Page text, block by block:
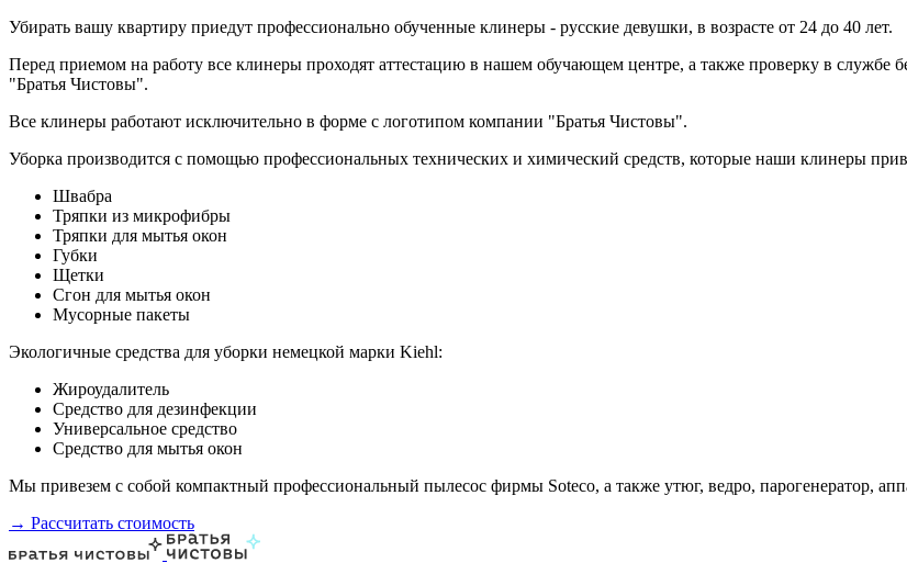
Убирать вашу квартиру приедут профессионально обученные клинеры - русские девушки, в возрасте от 24 до 40 лет.
Перед приемом на работу все клинеры проходят аттестацию в нашем обучающем центре, а также проверку в службе
"Братья Чистовы".
Все клинеры работают исключительно в форме с логотипом компании "Братья Чистовы".
Уборка производится с помощью профессиональных технических и химический средств, которые наши клинеры
Швабра
Тряпки из микрофибры
Тряпки для мытья окон
Губки
Щетки
Сгон для мытья окон
Мусорные пакеты
Экологичные средства для уборки немецкой марки Kiehl:
Жироудалитель
Средство для дезинфекции
Универсальное средство
Средство для мытья окон
Мы привезем с собой компактный профессиональный пылесос фирмы Soteco, а также утюг, ведро,
→ Рассчитать стоимость